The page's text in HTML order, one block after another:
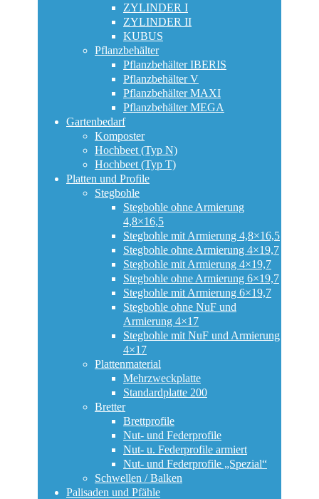
ZYLINDER I
ZYLINDER II
KUBUS
Pflanzbehälter
Pflanzbehälter IBERIS
Pflanzbehälter V
Pflanzbehälter MAXI
Pflanzbehälter MEGA
Gartenbedarf
Komposter
Hochbeet (Typ N)
Hochbeet (Typ T)
Platten und Profile
Stegbohle
Stegbohle ohne Armierung
4,8×16,5
Stegbohle mit Armierung 4,8×16,5
Stegbohle ohne Armierung 4×19,7
Stegbohle mit Armierung 4×19,7
Stegbohle ohne Armierung 6×19,7
Stegbohle mit Armierung 6×19,7
Stegbohle ohne NuF und
Armierung 4×17
Stegbohle mit NuF und Armierung
4×17
Plattenmaterial
Mehrzweckplatte
Standardplatte 200
Bretter
Brettprofile
Nut- und Federprofile
Nut- u. Federprofile armiert
Nut- und Federprofile „Spezial“
Schwellen / Balken
Palisaden und Pfähle